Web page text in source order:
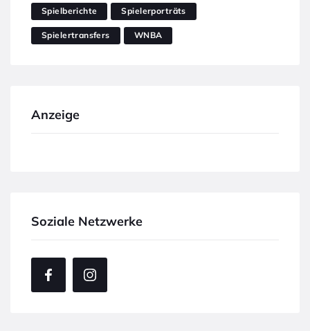
Spielberichte Spielerporträts
Spielertransfers WNBA
Anzeige
Soziale Netzwerke